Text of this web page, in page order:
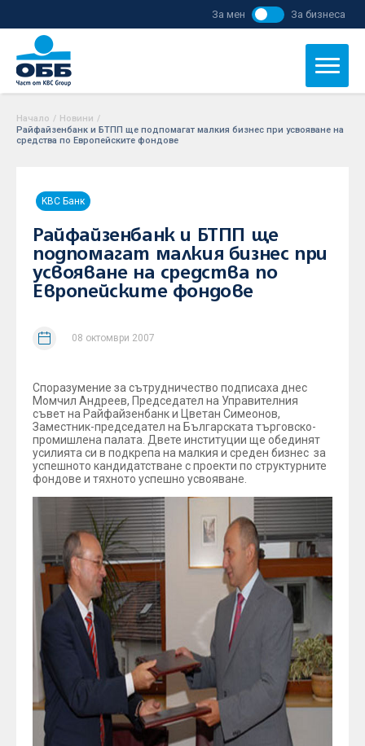
За мен За бизнеса
Начало / Новини /
Райфайзенбанк и БТПП ще подпомагат малкия бизнес при усвояване на
средства по Европейските фондове
KBC Банк
Райфайзенбанк и БТПП ще
подпомагат малкия бизнес при
усвояване на средства по
Европейските фондове
08 октомври 2007
Споразумение за сътрудничество подписаха днес
Момчил Андреев, Председател на Управителния
съвет на Райфайзенбанк и Цветан Симеонов,
Заместник-председател на Българската търговско-
промишлена палата. Двете институции ще обединят
усилията си в подкрепа на малкия и среден бизнес за
успешното кандидатстване с проекти по структурните
фондове и тяхното успешно усвояване.